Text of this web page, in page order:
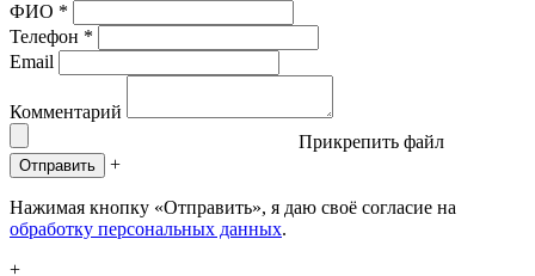
ФИО *
Телефон *
Email
Комментарий
Прикрепить файл
Отправить +
Нажимая кнопку «Отправить», я даю своё согласие на
обработку персональных данных.
+